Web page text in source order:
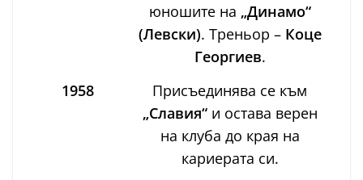
юношите на „Динамо“
(Левски). Треньор – Коце
Георгиев.
1958
Присъединява се към
„Славия“и остава верен
на клуба до края на
кариерата си.